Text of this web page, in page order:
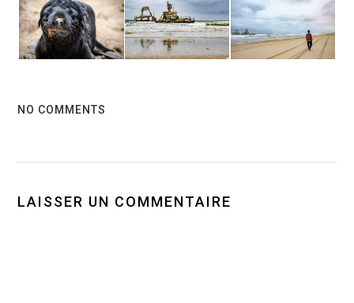
NO COMMENTS
LAISSER UN COMMENTAIRE